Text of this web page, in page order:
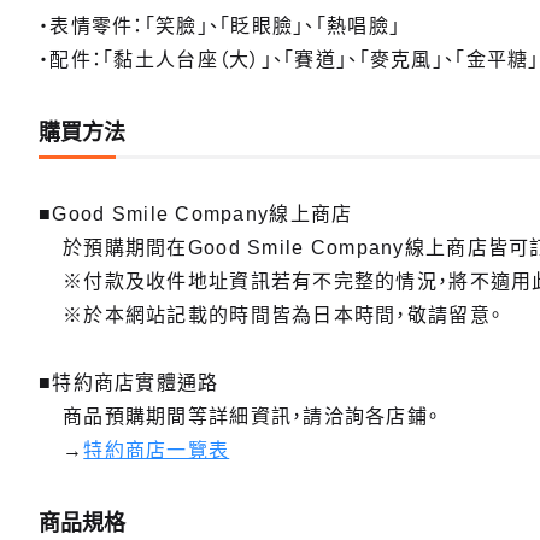
・表情零件：「笑臉」、「眨眼臉」、「熱唱臉」
・配件：「黏土人台座（大）」、「賽道」、「麥克風」、「金平糖
購買方法
■Good Smile Company線上商店
於預購期間在Good Smile Company線上商店皆可訂
※付款及收件地址資訊若有不完整的情況，將不適用
※於本網站記載的時間皆為日本時間，敬請留意。
■特約商店實體通路
商品預購期間等詳細資訊，請洽詢各店鋪。
→特約商店一覽表
商品規格